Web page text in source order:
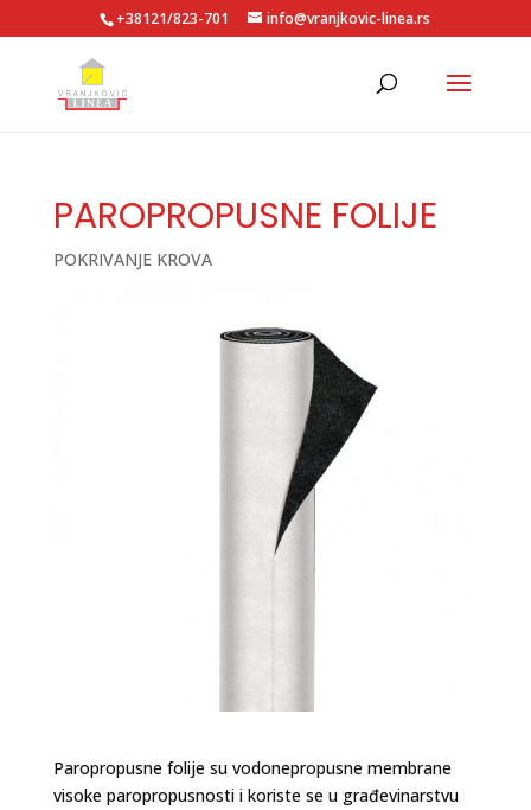
+38121/823-701 info@vranjkovic-linea.rs
PAROPROPUSNE FOLIJE
POKRIVANJE KROVA
Paropropusne folije su vodonepropusne membrane
visoke paropropusnosti i koriste se u građevinarstvu